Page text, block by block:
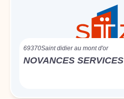
69370Saint didier au mont d'or
NOVANCES SERVICES